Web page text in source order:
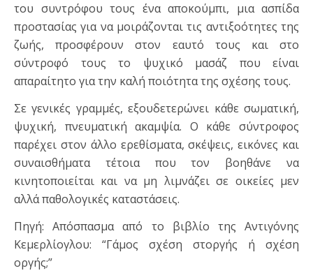
του συντρόφου τους ένα αποκούμπι, μια ασπίδα
προστασίας για να μοιράζονται τις αντιξοότητες της
ζωής, προσφέρουν στον εαυτό τους και στο
σύντροφό τους το ψυχικό μασάζ που είναι
απαραίτητο για την καλή ποιότητα της σχέσης τους.
Σε γενικές γραμμές, εξουδετερώνει κάθε σωματική,
ψυχική, πνευματική ακαμψία. Ο κάθε σύντροφος
παρέχει στον άλλο ερεθίσματα, σκέψεις, εικόνες και
συναισθήματα τέτοια που τον βοηθάνε να
κινητοποιείται και να μη λιμνάζει σε οικείες μεν
αλλά παθολογικές καταστάσεις.
Πηγή: Απόσπασμα από το βιβλίο της Αντιγόνης
Κεμερλίογλου: “Γάμος σχέση στοργής ή σχέση
οργής;”